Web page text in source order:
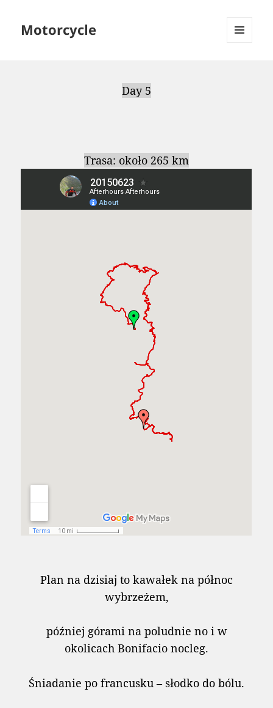
Motorcycle
Day 5
Trasa: około 265 km
Plan na dzisiaj to kawałek na północ
wybrzeżem,
później górami na poludnie no i w
okolicach Bonifacio nocleg.
Śniadanie po francusku – słodko do bólu.